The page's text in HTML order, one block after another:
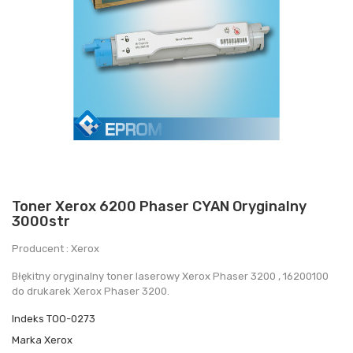
Toner Xerox 6200 Phaser CYAN Oryginalny
3000str
Producent : Xerox
Błękitny oryginalny toner laserowy Xerox Phaser 3200 , 16200100
do drukarek Xerox Phaser 3200.
Indeks TOO-0273
Marka Xerox